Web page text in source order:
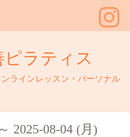
ピラティス
ラインレッスン・パーソナル
2025-08-04 (月)